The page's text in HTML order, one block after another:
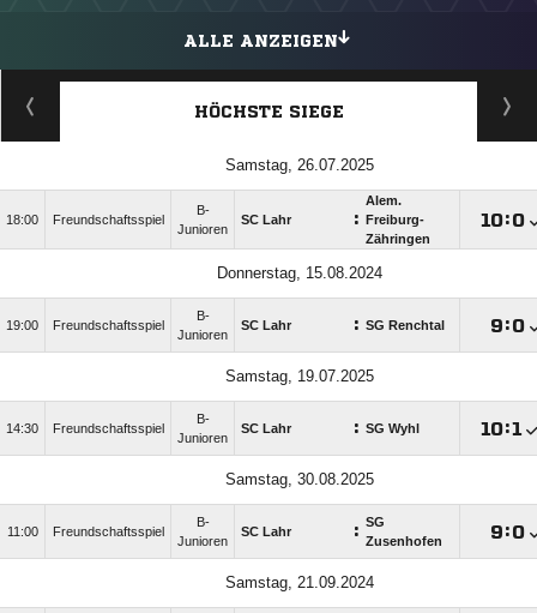
ALLE ANZEIGEN
HÖCHSTE SIEGE
Samstag, 26.07.2025
18:00 Freundschaftsspiel
B-
Junioren
SC Lahr :
Alem.
Freiburg-
Zähringen
:
Donnerstag, 15.08.2024
19:00 Freundschaftsspiel
B-
Junioren
SC Lahr : SG Renchtal :
Samstag, 19.07.2025
14:30 Freundschaftsspiel
B-
Junioren
SC Lahr : SG Wyhl :
Samstag, 30.08.2025
11:00 Freundschaftsspiel
B-
Junioren
SC Lahr : SG
Zusenhofen
:
Samstag, 21.09.2024